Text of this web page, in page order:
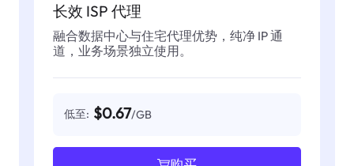
长效 ISP 代理
融合数据中心与住宅代理优势，纯净 IP 通
道，业务场景独立使用。
低至: $0.67/GB